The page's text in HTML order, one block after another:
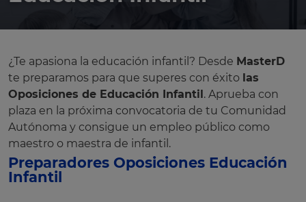
¿Te apasiona la educación infantil? Desde MasterD
te preparamos para que superes con éxito las
Oposiciones de Educación Infantil. Aprueba con
plaza en la próxima convocatoria de tu Comunidad
Autónoma y consigue un empleo público como
maestro o maestra de infantil.
Preparadores Oposiciones Educación
Infantil